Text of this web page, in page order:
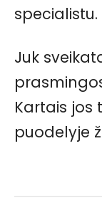
specialistu.
Juk
Kartais
puodelyje